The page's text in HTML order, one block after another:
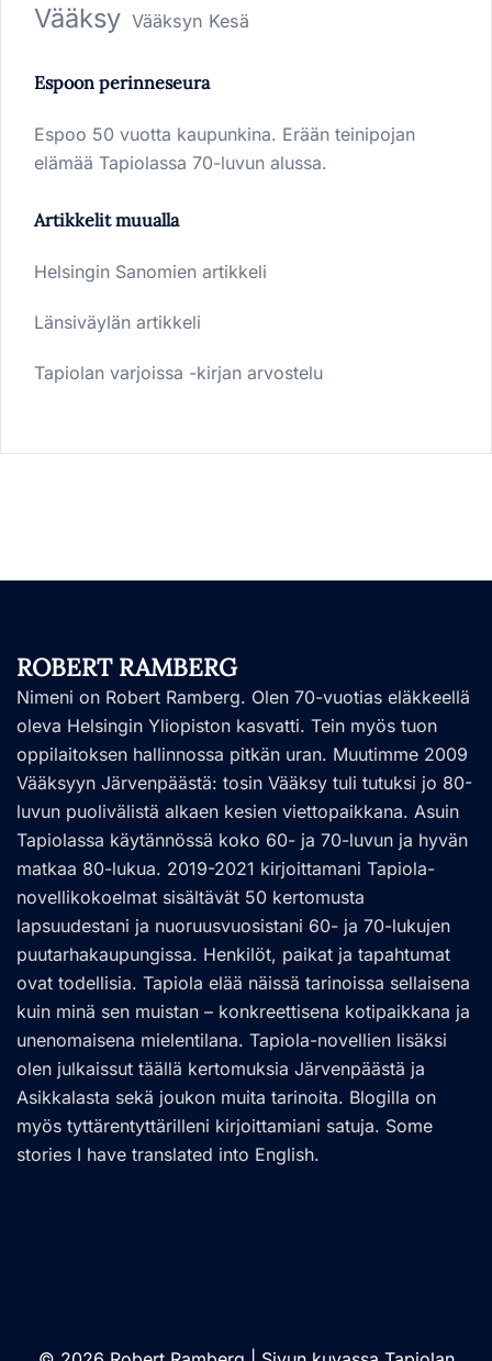
Vääksy Vääksyn Kesä
Espoon perinneseura
Espoo 50 vuotta kaupunkina. Erään teinipojan
elämää Tapiolassa 70-luvun alussa.
Artikkelit muualla
Helsingin Sanomien artikkeli
Länsiväylän artikkeli
Tapiolan varjoissa -kirjan arvostelu
ROBERT RAMBERG
Nimeni on Robert Ramberg. Olen 70-vuotias eläkkeellä
oleva Helsingin Yliopiston kasvatti. Tein myös tuon
oppilaitoksen hallinnossa pitkän uran. Muutimme 2009
Vääksyyn Järvenpäästä: tosin Vääksy tuli tutuksi jo 80-
luvun puolivälistä alkaen kesien viettopaikkana. Asuin
Tapiolassa käytännössä koko 60- ja 70-luvun ja hyvän
matkaa 80-lukua. 2019-2021 kirjoittamani Tapiola-
novellikokoelmat sisältävät 50 kertomusta
lapsuudestani ja nuoruusvuosistani 60- ja 70-lukujen
puutarhakaupungissa. Henkilöt, paikat ja tapahtumat
ovat todellisia. Tapiola elää näissä tarinoissa sellaisena
kuin minä sen muistan – konkreettisena kotipaikkana ja
unenomaisena mielentilana. Tapiola-novellien lisäksi
olen julkaissut täällä kertomuksia Järvenpäästä ja
Asikkalasta sekä joukon muita tarinoita. Blogilla on
myös tyttärentyttärilleni kirjoittamiani satuja. Some
stories I have translated into English.